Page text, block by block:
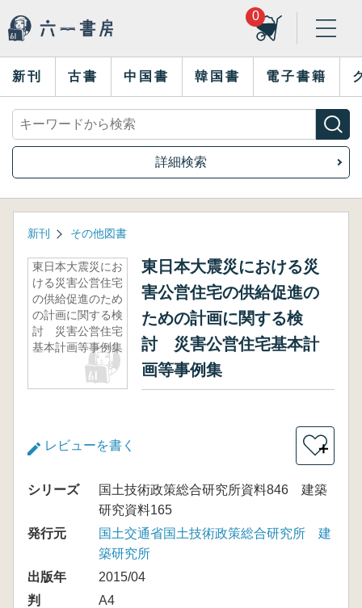
0
新刊 古書 中国書 韓国書 電子書籍
詳細検索
新刊 その他図書
東日本大震災にお
ける災害公営住宅
の供給促進のため
の計画に関する検
討 災害公営住宅
基本計画等事例集
東日本大震災における災
害公営住宅の供給促進の
ための計画に関する検
討 災害公営住宅基本計
画等事例集
レビューを書く ＋
シリーズ
国土技術政策総合研究所資料846 建築
研究資料165
発行元
国土交通省国土技術政策総合研究所 建
築研究所
出版年
2015/04
判
A4